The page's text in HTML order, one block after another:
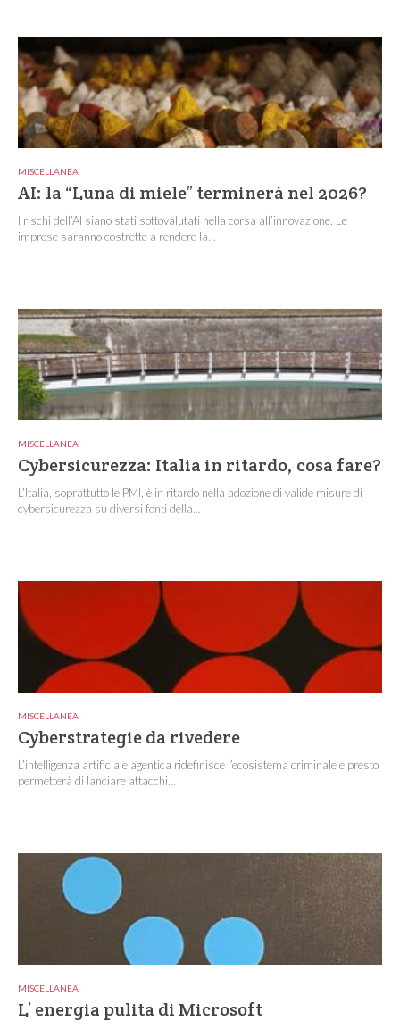
MISCELLANEA
AI: la “Luna di miele” terminerà nel 2026?
I rischi dell’AI siano stati sottovalutati nella corsa all’innovazione. Le
imprese saranno costrette a rendere la...
MISCELLANEA
Cybersicurezza: Italia in ritardo, cosa fare?
L’Italia, soprattutto le PMI, è in ritardo nella adozione di valide misure di
cybersicurezza su diversi fonti della...
MISCELLANEA
Cyberstrategie da rivedere
L’intelligenza artificiale agentica ridefinisce l’ecosistema criminale e presto
permetterà di lanciare attacchi...
MISCELLANEA
L’ energia pulita di Microsoft